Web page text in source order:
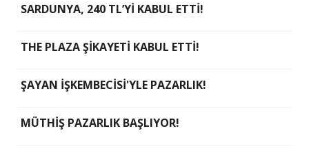
SARDUNYA, 240 TL’Yİ KABUL ETTİ!
THE PLAZA ŞİKAYETİ KABUL ETTİ!
ŞAYAN İŞKEMBECİSİ'YLE PAZARLIK!
MÜTHİŞ PAZARLIK BAŞLIYOR!